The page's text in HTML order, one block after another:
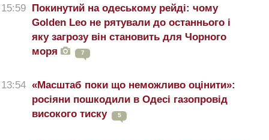
15:59 Покинутий на одеському рейді: чому
Golden Leo не рятували до останнього і
яку загрозу він становить для Чорного
моря
7
13:54 «Масштаб поки що неможливо оцінити»:
росіяни пошкодили в Одесі газопровід
високого тиску
5